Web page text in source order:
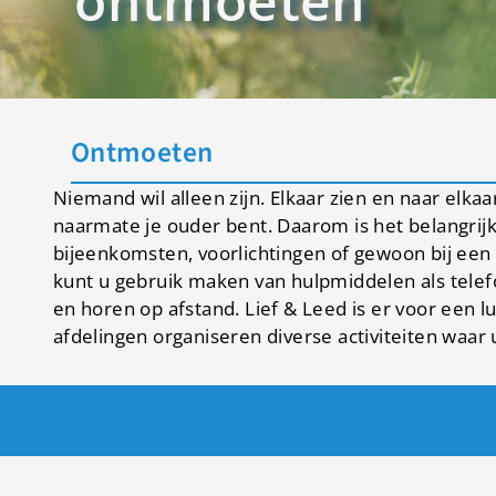
Ontmoeten
Niemand wil alleen zijn. Elkaar zien en naar
naarmate je ouder bent. Daarom is het
bijeenkomsten, voorlichtingen of gewoon bij
kunt u gebruik maken van hulpmiddelen als
en horen op afstand. Lief & Leed is er voor een
afdelingen organiseren diverse activiteiten